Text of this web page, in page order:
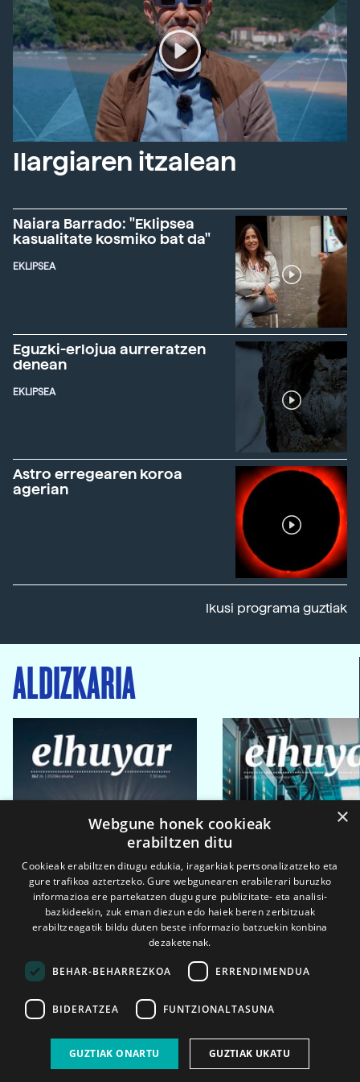
Ilargiaren itzalean
Naiara Barrado: "Eklipsea
kasualitate kosmiko bat da"
EKLIPSEA
Eguzki-erlojua aurreratzen
denean
EKLIPSEA
Astro erregearen koroa
agerian
Ikusi programa guztiak
ALDIZKARIA
2026ko eka. 1a 2026ko mar. 1a
×
Webgune honek cookieak
erabiltzen ditu
Cookieak erabiltzen ditugu edukia, iragarkiak pertsonalizatzeko eta
gure trafikoa aztertzeko. Gure webgunearen erabilerari buruzko
informazioa ere partekatzen dugu gure publizitate- eta analisi-
bazkideekin, zuk eman diezun edo haiek beren zerbitzuak
erabiltzeagatik bildu duten beste informazio batzuekin konbina
dezaketenak.
BEHAR-BEHARREZKOA ERRENDIMENDUA
BIDERATZEA FUNTZIONALTASUNA
GUZTIAK ONARTU GUZTIAK UKATU